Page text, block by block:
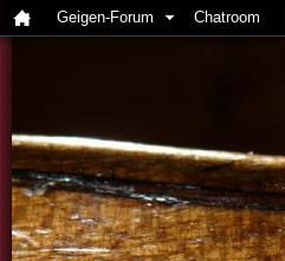
Geigen-Forum Chatroom